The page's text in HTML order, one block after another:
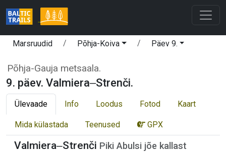
Marsruudid Põhja-Koiva Päev 9.
Põhja-Gauja metsaala.
9. päev. Valmiera‒Strenči.
Ülevaade Info Loodus Fotod Kaart
Mida külastada Teenused GPX
Valmiera‒Strenči Piki Abulsi jõe kallast